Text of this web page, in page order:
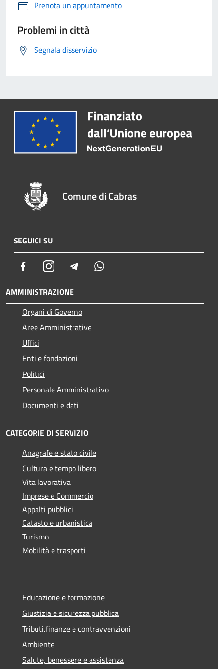
Prenota un appuntamento
Problemi in città
Segnala disservizio
Comune di Cabras
SEGUICI SU
FacebookInstagram Telegram
AMMINISTRAZIONE
Organi di Governo
Aree Amministrative
Uffici
Enti e fondazioni
Politici
Personale Amministrativo
Documenti e dati
CATEGORIE DI SERVIZIO
Anagrafe e stato civile
Cultura e tempo libero
Vita lavorativa
Imprese e Commercio
Appalti pubblici
Catasto e urbanistica
Turismo
Mobilità e trasporti
Educazione e formazione
Giustizia e sicurezza pubblica
Tributi,finanze e contravvenzioni
Ambiente
Salute, benessere e assistenza